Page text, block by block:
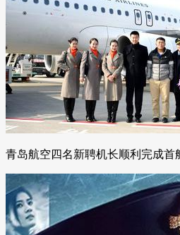
青岛航空四名新聘机长顺利完成首